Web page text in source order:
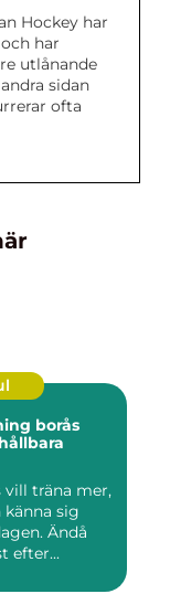
Hockey har
har
utlånande
sidan
ofta
borås
vill träna mer,
sig
Ändå
efter...